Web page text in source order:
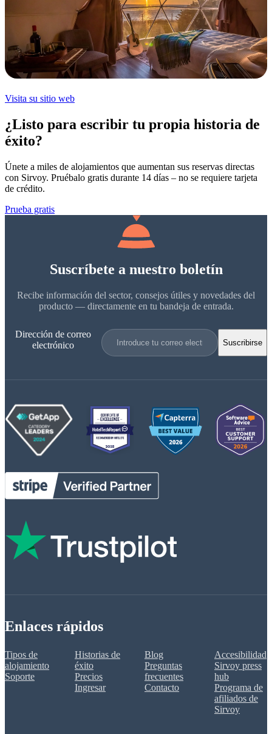
Visita su sitio web
¿Listo para escribir tu propia historia de
éxito?
Únete a miles de alojamientos que aumentan sus reservas directas
con Sirvoy. Pruébalo gratis durante 14 días – no se requiere tarjeta
de crédito.
Prueba gratis
Suscríbete a nuestro boletín
Recibe información del sector, consejos útiles y novedades del
producto — directamente en tu bandeja de entrada.
Dirección de correo
electrónico
Suscribirse
Enlaces rápidos
Tipos de
alojamiento
Soporte
Historias de
éxito
Precios
Ingresar
Blog
Preguntas
frecuentes
Contacto
Accesibilidad
Sirvoy press
hub
Programa de
afiliados de
Sirvoy